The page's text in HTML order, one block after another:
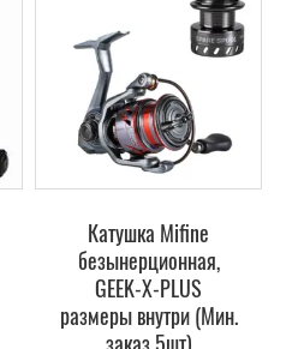
Катушка Mifine
безынерционная,
GEEK-X-PLUS
размеры внутри (Мин.